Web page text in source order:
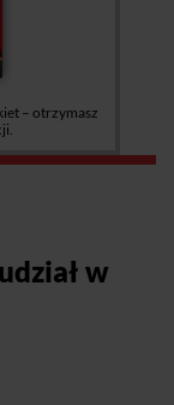
– otrzymasz
w